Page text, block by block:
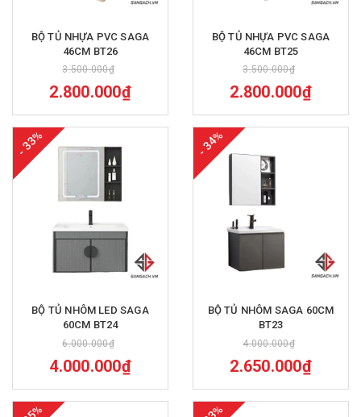
BỘ TỦ NHỰA PVC SAGA
46CM BT26
3.500.000₫
2.800.000₫
BỘ TỦ NHỰA PVC SAGA
46CM BT25
3.500.000₫
2.800.000₫
- 33%
BỘ TỦ NHÔM LED SAGA
60CM BT24
6.000.000₫
4.000.000₫
- 34%
BỘ TỦ NHÔM SAGA 60CM
BT23
4.000.000₫
2.650.000₫